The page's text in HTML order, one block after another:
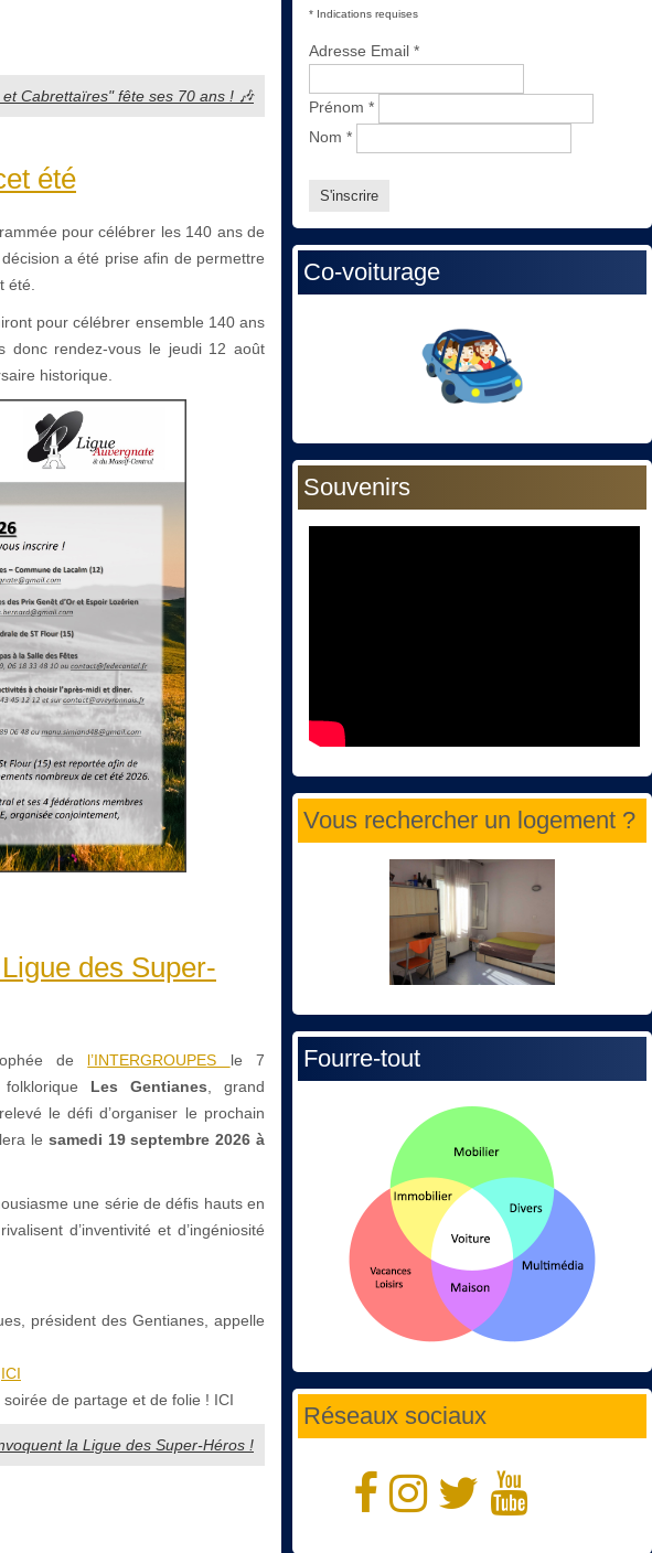
Cabrettaïres" fête ses 70 ans ! 🎶
été
pour célébrer les 140 ans de
a été prise afin de permettre
été.
pour célébrer ensemble 140 ans
donc rendez-vous le jeudi 12 août
historique.
des Super-
de l’INTERGROUPES le 7
Les Gentianes, grand
le défi d’organiser le prochain
le samedi 19 septembre 2026 à
une série de défis hauts en
d’inventivité et d’ingéniosité
président des Gentianes, appelle
ICI
de partage et de folie ! ICI
la Ligue des Super-Héros !
* Indications requises
Adresse Email *
Prénom *
Nom *
Co-voiturage
Souvenirs
Vous rechercher un logement ?
Fourre-tout
Réseaux sociaux